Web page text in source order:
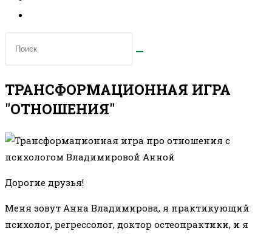
ТРАНСФОРМАЦИОННАЯ ИГРА
"ОТНОШЕНИЯ"
Дорогие друзья!
Меня зовут Анна Владимирова, я практикующий
психолог, регрессолог, доктор остеопрактики, и я